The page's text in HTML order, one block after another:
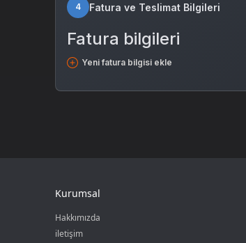
4 Fatura ve Teslimat Bilgileri
Fatura bilgileri
Yeni fatura bilgisi ekle
Kurumsal
Hakkımızda
iletişim